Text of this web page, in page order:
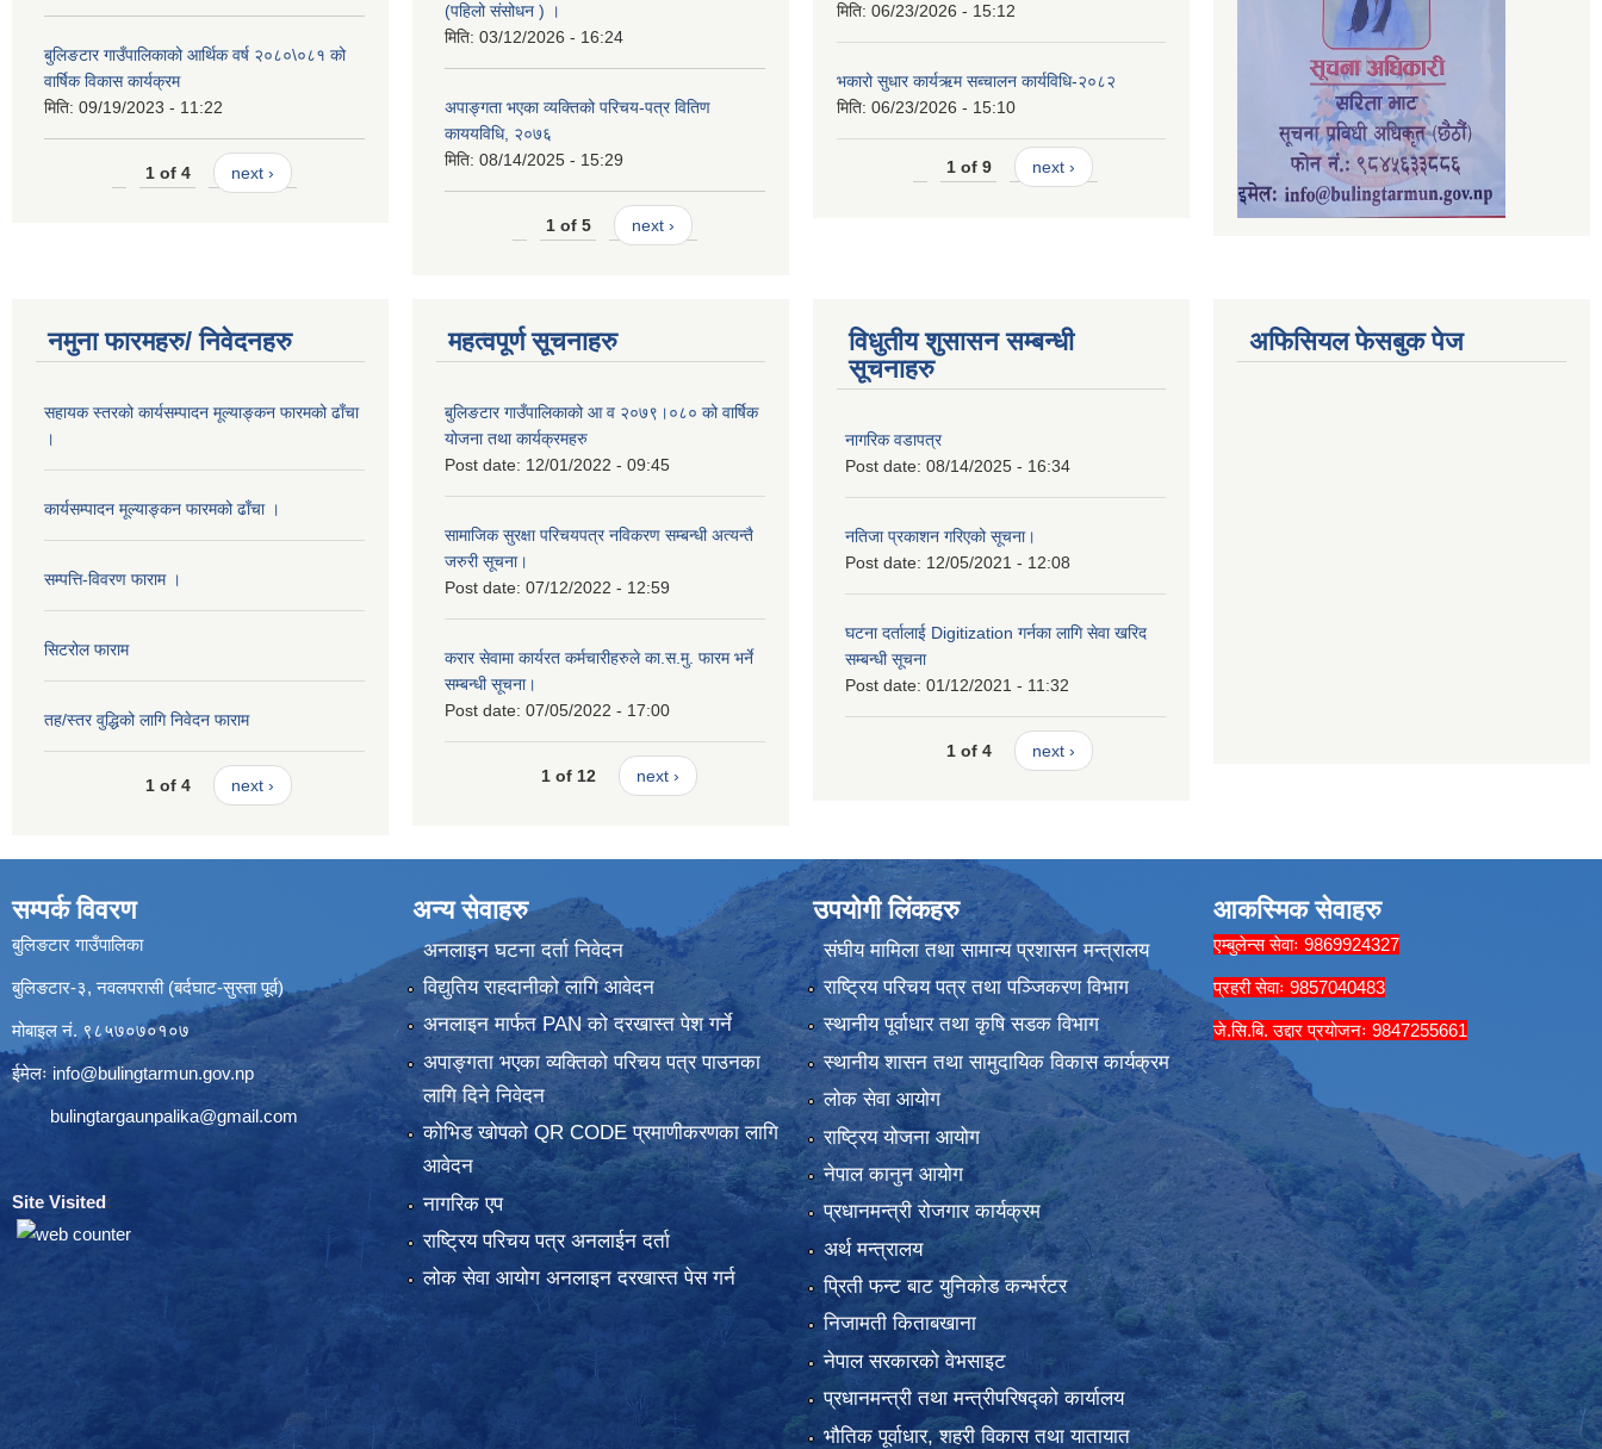
बुलिङटार गाउँपालिकाको आर्थिक वर्ष २०८०\०८१ को
वार्षिक विकास कार्यक्रम
मिति: 09/19/2023 - 11:22
1 of 4 next ›
(पहिलो संसोधन ) ।
मिति: 03/12/2026 - 16:24
अपाङ्गता भएका व्यक्तिको परिचय-पत्र वितिण
काययविधि, २०७६
मिति: 08/14/2025 - 15:29
1 of 5 next ›
मिति: 06/23/2026 - 15:12
भकारो सुधार कार्यऋम सब्चालन कार्यविधि-२०८२
मिति: 06/23/2026 - 15:10
1 of 9 next ›
नमुना फारमहरु/ निवेदनहरु
सहायक स्तरको कार्यसम्पादन मूल्याङ्कन फारमको ढाँचा
।
कार्यसम्पादन मूल्याङ्कन फारमको ढाँचा ।
सम्पत्ति-विवरण फाराम ।
सिटरोल फाराम
तह/स्तर वुद्धिको लागि निवेदन फाराम
1 of 4 next ›
महत्वपूर्ण सूचनाहरु
बुलिङटार गाउँपालिकाको आ व २०७९।०८० को वार्षिक
योजना तथा कार्यक्रमहरु
Post date: 12/01/2022 - 09:45
सामाजिक सुरक्षा परिचयपत्र नविकरण सम्बन्धी अत्यन्तै
जरुरी सूचना।
Post date: 07/12/2022 - 12:59
करार सेवामा कार्यरत कर्मचारीहरुले का.स.मु. फारम भर्ने
सम्बन्धी सूचना।
Post date: 07/05/2022 - 17:00
1 of 12 next ›
विधुतीय शुसासन सम्बन्धी
सूचनाहरु
नागरिक वडापत्र
Post date: 08/14/2025 - 16:34
नतिजा प्रकाशन गरिएको सूचना।
Post date: 12/05/2021 - 12:08
घटना दर्तालाई Digitization गर्नका लागि सेवा खरिद
सम्बन्धी सूचना
Post date: 01/12/2021 - 11:32
1 of 4 next ›
अफिसियल फेसबुक पेज
सम्पर्क विवरण
बुलिङटार गाउँपालिका
बुलिङटार-३, नवलपरासी (बर्दघाट-सुस्ता पूर्व)
मोबाइल नं. ९८५७०७०१०७
ईमेलः info@bulingtarmun.gov.np
bulingtargaunpalika@gmail.com
Site Visited:
अन्य सेवाहरु
अनलाइन घटना दर्ता निवेदन
विद्युतिय राहदानीको लागि आवेदन
अनलाइन मार्फत PAN को दरखास्त पेश गर्ने
अपाङ्गता भएका व्यक्तिको परिचय पत्र पाउनका
लागि दिने निवेदन
कोभिड खोपको QR CODE प्रमाणीकरणका लागि
आवेदन
नागरिक एप
राष्ट्रिय परिचय पत्र अनलाईन दर्ता
लोक सेवा आयोग अनलाइन दरखास्त पेस गर्न
उपयोगी लिंकहरु
संघीय मामिला तथा सामान्य प्रशासन मन्त्रालय
राष्ट्रिय परिचय पत्र तथा पञ्जिकरण विभाग
स्थानीय पूर्वाधार तथा कृषि सडक विभाग
स्थानीय शासन तथा सामुदायिक विकास कार्यक्रम
लोक सेवा आयोग
राष्ट्रिय योजना आयोग
नेपाल कानुन आयोग
प्रधानमन्त्री रोजगार कार्यक्रम
अर्थ मन्त्रालय
प्रिती फन्ट बाट युनिकोड कन्भर्रटर
निजामती किताबखाना
नेपाल सरकारको वेभसाइट
प्रधानमन्त्री तथा मन्त्रीपरिषद्को कार्यालय
भौतिक पूर्वाधार, शहरी विकास तथा यातायात
आकस्मिक सेवाहरु
एम्बुलेन्स सेवाः 9869924327
प्रहरी सेवाः 9857040483
जे.सि.बि. उद्दार प्रयोजनः 9847255661